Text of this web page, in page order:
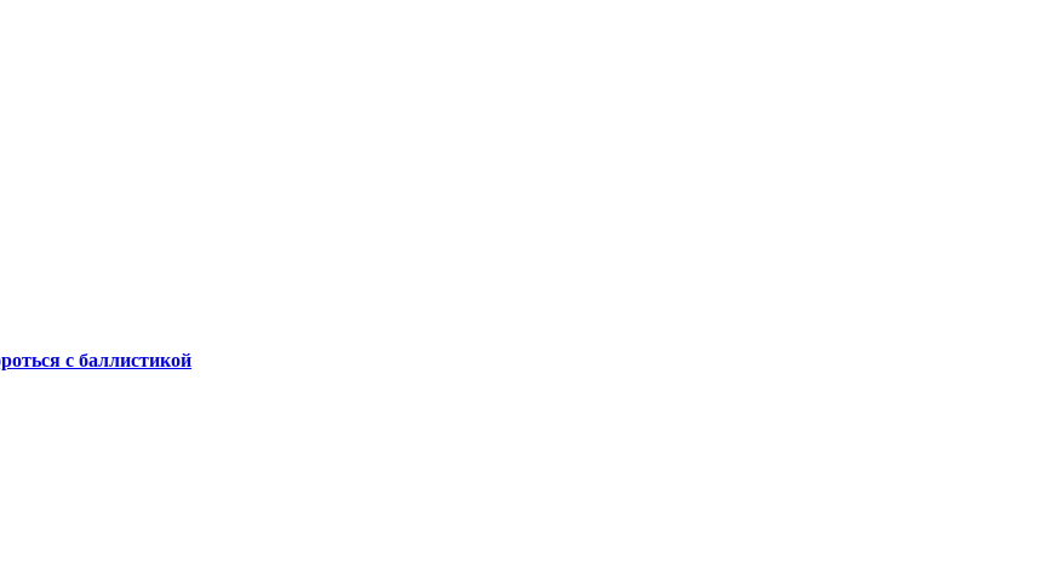
с баллистикой